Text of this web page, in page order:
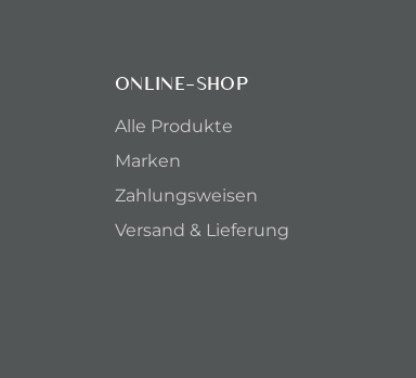
ONLINE-SHOP
Alle Produkte
Marken
Zahlungsweisen
Versand & Lieferung